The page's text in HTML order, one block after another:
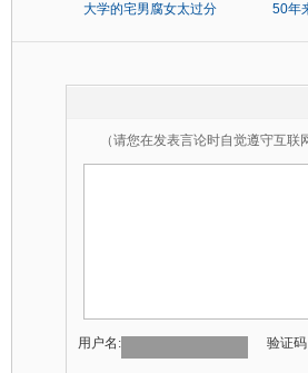
大学的宅男腐女太过分 50年
（请您在发表言论时自觉遵守互
用户名: 验证码